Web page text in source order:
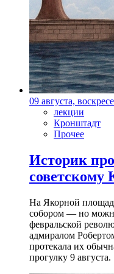
09 августа,
лекции
Кронштадт
Прочее
Историк
советскому
На Якорной
собором — но
февральской
адмиралом
протекала их
прогулку 9 августа.